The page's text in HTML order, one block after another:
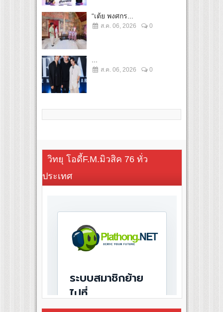
“เต้ย พงศกร...
ส.ค. 06, 2026 0
ส.ค. 06, 2026 0
วิทยุ โอดี้F.M.มิวสิค 76 ทั่ว
ประเทศ